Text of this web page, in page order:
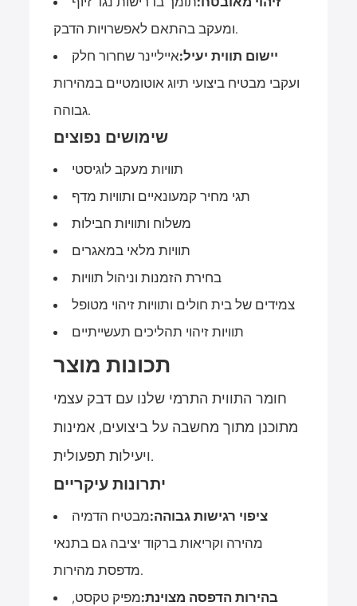
ומעקב בהתאם לאפשרויות הדבק.
יישום תווית יעיל:אייליינר שחרור חלק
ועקבי מבטיח ביצועי תיוג אוטומטיים במהירות
גבוהה.
שימושים נפוצים
תוויות מעקב לוגיסטי
תגי מחיר קמעונאיים ותוויות מדף
משלוח ותוויות חבילות
תוויות מלאי במאגרים
בחירת הזמנות וניהול תוויות
צמידים של בית חולים ותוויות זיהוי מטופל
תוויות זיהוי תהליכים תעשייתיים
תכונות מוצר
חומר התווית התרמי שלנו עם דבק עצמי
מתוכנן מתוך מחשבה על ביצועים, אמינות
ויעילות תפעולית.
יתרונות עיקריים
ציפוי רגישות גבוהה:מבטיח הדמיה
מהירה וקריאות ברקוד יציבה גם בתנאי
מדפסת מהירות.
בהירות הדפסה מצוינת:מפיק טקסט,